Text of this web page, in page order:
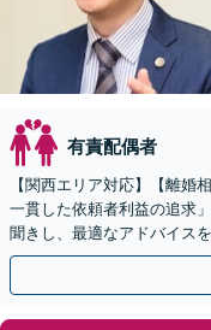
有責配偶者
【関西エリア対応】【離婚
一貫した依頼者利益の追求
聞きし、最適なアドバイス
ひ一度ご相談ください【完